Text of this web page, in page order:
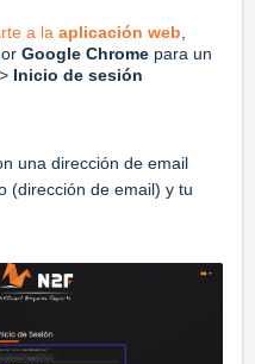
a la aplicación web,
Google Chrome para un
Inicio de sesión
una dirección de email
(dirección de email) y tu